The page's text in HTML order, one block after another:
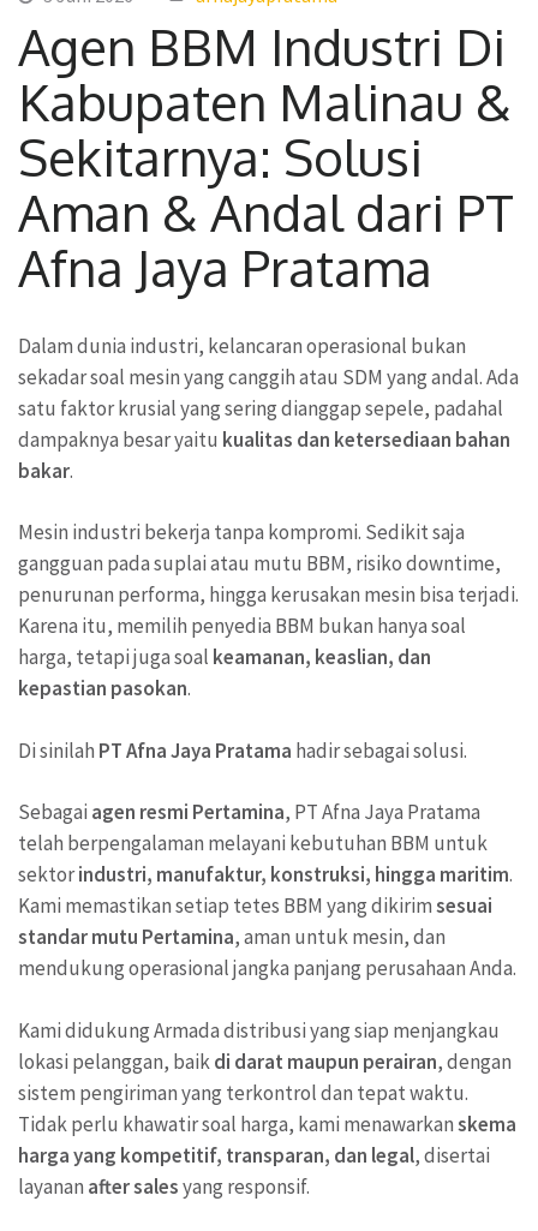
Agen BBM Industri Di
Kabupaten Malinau &
Sekitarnya: Solusi
Aman & Andal dari PT
Afna Jaya Pratama
Dalam dunia industri, kelancaran operasional bukan
sekadar soal mesin yang canggih atau SDM yang andal. Ada
satu faktor krusial yang sering dianggap sepele, padahal
dampaknya besar yaitu kualitas dan ketersediaan bahan
bakar.
Mesin industri bekerja tanpa kompromi. Sedikit saja
gangguan pada suplai atau mutu BBM, risiko downtime,
penurunan performa, hingga kerusakan mesin bisa terjadi.
Karena itu, memilih penyedia BBM bukan hanya soal
harga, tetapi juga soal keamanan, keaslian, dan
kepastian pasokan.
Di sinilah PT Afna Jaya Pratama hadir sebagai solusi.
Sebagai agen resmi Pertamina, PT Afna Jaya Pratama
telah berpengalaman melayani kebutuhan BBM untuk
sektorindustri, manufaktur, konstruksi, hingga maritim.
Kami memastikan setiap tetes BBM yang dikirimsesuai
standar mutu Pertamina, aman untuk mesin, dan
mendukung operasional jangka panjang perusahaan Anda.
Kami didukung Armada distribusi yang siap menjangkau
lokasi pelanggan, baikdi darat maupun perairan, dengan
sistem pengiriman yang terkontrol dan tepat waktu.
Tidak perlu khawatir soal harga, kami menawarkanskema
harga yang kompetitif, transparan, dan legal, disertai
layanan after salesyang responsif.